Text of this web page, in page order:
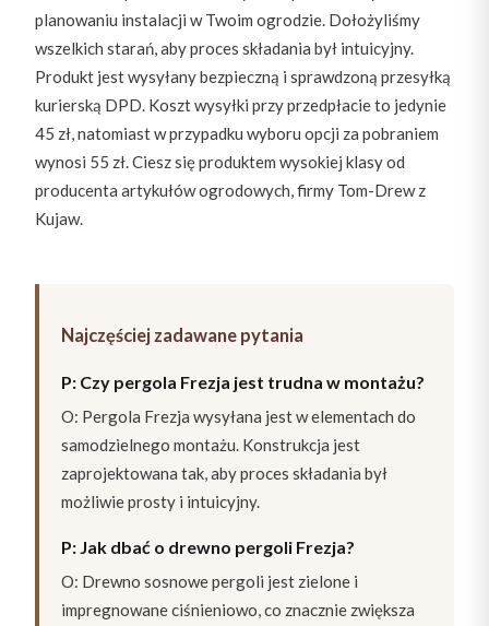
planowaniu instalacji w Twoim ogrodzie. Dołożyliśmy
wszelkich starań, aby proces składania był intuicyjny.
Produkt jest wysyłany bezpieczną i sprawdzoną przesyłką
kurierską DPD. Koszt wysyłki przy przedpłacie to jedynie
45 zł, natomiast w przypadku wyboru opcji za pobraniem
wynosi 55 zł. Ciesz się produktem wysokiej klasy od
producenta artykułów ogrodowych, firmy Tom-Drew z
Kujaw.
Najczęściej zadawane pytania
P: Czy pergola Frezja jest trudna w montażu?
O: Pergola Frezja wysyłana jest w elementach do
samodzielnego montażu. Konstrukcja jest
zaprojektowana tak, aby proces składania był
możliwie prosty i intuicyjny.
P: Jak dbać o drewno pergoli Frezja?
O: Drewno sosnowe pergoli jest zielone i
impregnowane ciśnieniowo, co znacznie zwiększa